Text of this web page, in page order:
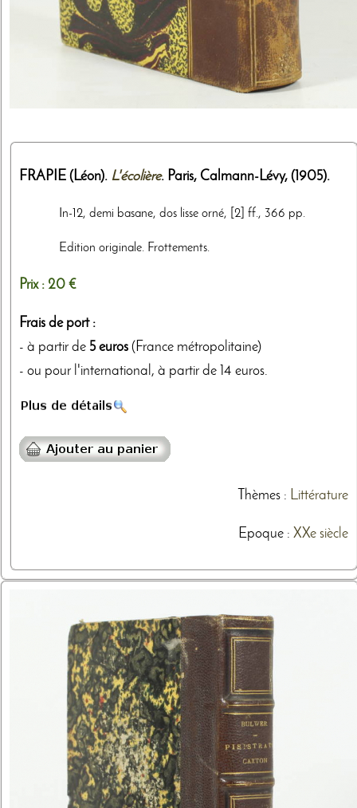
FRAPIE (Léon). L'écolière. Paris, Calmann-Lévy, (1905).
In-12, demi basane, dos lisse orné, [2] ff., 366 pp.
Edition originale. Frottements.
Prix : 20 €
Frais de port :
- à partir de 5 euros (France métropolitaine)
- ou pour l'international, à partir de 14 euros.
Thèmes: Littérature
Epoque : XXe siècle